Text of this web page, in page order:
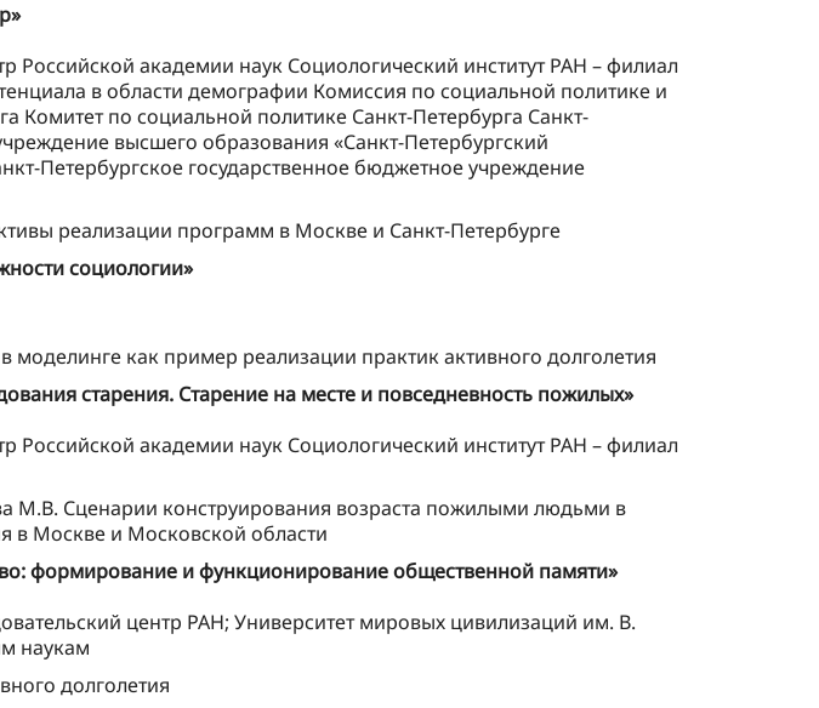
Российской академии наук Социологический институт РАН – филиал
в области демографии Комиссия по социальной политике и
Комитет по социальной политике Санкт-Петербурга Санкт-
высшего образования «Санкт-Петербургский
Петербургское государственное бюджетное учреждение
реализации программ в Москве и Санкт-Петербурге
социологии»
как пример реализации практик активного долголетия
старения. Старение на месте и повседневность пожилых»
Российской академии наук Социологический институт РАН – филиал
М.В. Сценарии конструирования возраста пожилыми людьми в
в Москве и Московской области
формирование и функционирование общественной памяти»
центр РАН; Университет мировых цивилизаций им. В.
наукам
долголетия